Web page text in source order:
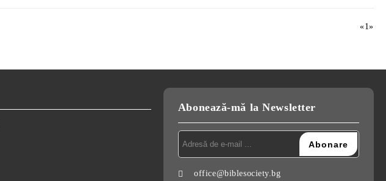
«1»
Abonează-mă la Newsletter
office@biblesociety.bg